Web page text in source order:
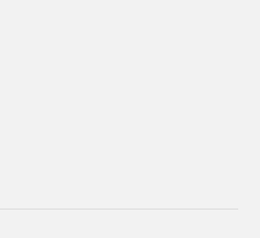
по прямоугольному